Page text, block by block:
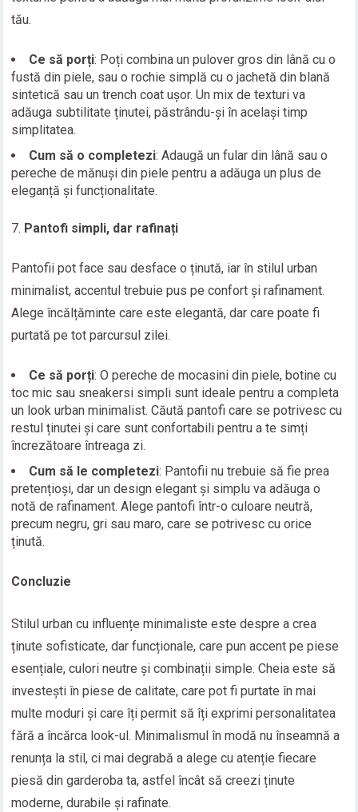
tău.
Ce să porți: Poți combina un pulover gros din lână cu o
fustă din piele, sau o rochie simplă cu o jachetă din blană
sintetică sau un trench coat ușor. Un mix de texturi va
adăuga subtilitate ținutei, păstrându-și în același timp
simplitatea.
Cum să o completezi: Adaugă un fular din lână sau o
pereche de mănuși din piele pentru a adăuga un plus de
eleganță și funcționalitate.
Pantofi simpli, dar rafinați
Pantofii pot face sau desface o ținută, iar în stilul urban
minimalist, accentul trebuie pus pe confort și rafinament.
Alege încălțăminte care este elegantă, dar care poate fi
purtată pe tot parcursul zilei.
Ce să porți: O pereche de mocasini din piele, botine cu
toc mic sau sneakersi simpli sunt ideale pentru a completa
un look urban minimalist. Căută pantofi care se potrivesc cu
restul ținutei și care sunt confortabili pentru a te simți
încrezătoare întreaga zi.
Cum să le completezi: Pantofii nu trebuie să fie prea
pretențioși, dar un design elegant și simplu va adăuga o
notă de rafinament. Alege pantofi într-o culoare neutră,
precum negru, gri sau maro, care se potrivesc cu orice
ținută.
Concluzie
Stilul urban cu influențe minimaliste este despre a crea
ținute sofisticate, dar funcționale, care pun accent pe piese
esențiale, culori neutre și combinații simple. Cheia este să
investești în piese de calitate, care pot fi purtate în mai
multe moduri și care îți permit să îți exprimi personalitatea
fără a încărca look-ul. Minimalismul în modă nu înseamnă a
renunța la stil, ci mai degrabă a alege cu atenție fiecare
piesă din garderoba ta, astfel încât să creezi ținute
moderne, durabile și rafinate.